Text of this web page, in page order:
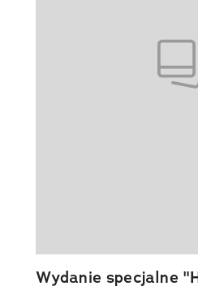
Wydanie specjalne